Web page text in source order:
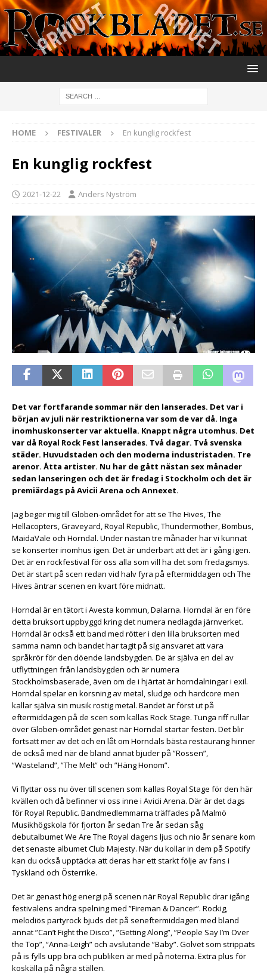
HOME FESTIVALER En kunglig rockfest
En kunglig rockfest
2021-12-22 Anders Nyström
Det var fortfarande sommar när den lanserades. Det var i
början av juli när restriktionerna var som de var då. Inga
inomhuskonserter var aktuella. Knappt några utomhus. Det
var då Royal Rock Fest lanserades. Två dagar. Två svenska
städer. Huvudstaden och den moderna industristaden. Tre
arenor. Åtta artister. Nu har de gått nästan sex månader
sedan lanseringen och det är fredag i Stockholm och det är
premiärdags på Avicii Arena och Annexet.
Jag beger mig till Globen-området för att se The Hives, The
Hellacopters, Graveyard, Royal Republic, Thundermother, Bombus,
MaidaVale och Horndal. Under nästan tre månader har vi kunnat
se konserter inomhus igen. Det är underbart att det är i gång igen.
Det är en rockfestival för oss alla som vill ha det som fredagsmys.
Det är start på scen redan vid halv fyra på eftermiddagen och The
Hives äntrar scenen en kvart före midnatt.
Horndal är en tätort i Avesta kommun, Dalarna. Horndal är en före
detta bruksort uppbyggd kring det numera nedlagda järnverket.
Horndal är också ett band med rötter i den lilla bruksorten med
samma namn och bandet har tagit på sig ansvaret att vara
språkrör för den döende landsbygden. De är själva en del av
utflyttningen från landsbygden och är numera
Stockholmsbaserade, även om de i hjärtat är horndalningar i exil.
Horndal spelar en korsning av metal, sludge och hardcore men
kallar själva sin musik rostig metal. Bandet är först ut på
eftermiddagen på de scen som kallas Rock Stage. Tunga riff rullar
över Globen-området genast när Horndal startar festen. Det blir
fortsatt mer av det och en låt om Horndals bästa restaurang hinner
de också med när de bland annat bjuder på ”Rossen”,
”Wasteland”, ”The Melt” och ”Häng Honom”.
Vi flyttar oss nu över till scenen som kallas Royal Stage för den här
kvällen och då befinner vi oss inne i Avicii Arena. Där är det dags
för Royal Republic. Bandmedlemmarna träffades på Malmö
Musikhögskola för fjorton år sedan Tre år sedan såg
debutalbumet We Are The Royal dagens ljus och nio år senare kom
det senaste albumet Club Majesty. När du kollar in dem på Spotify
kan du också upptäcka att deras har ett starkt följe av fans i
Tyskland och Österrike.
Det är genast hög energi på scenen när Royal Republic drar igång
festivalens andra spelning med ”Fireman & Dancer”. Rockig,
melodiös partyrock bjuds det på seneftermiddagen med bland
annat ”Can’t Fight the Disco”, ”Getting Along”, ”People Say I’m Over
the Top”, “Anna-Leigh” och avslutande ”Baby”. Golvet som strippats
på is fylls upp bra och publiken är med på noterna. Extra plus för
koskälla på några ställen.